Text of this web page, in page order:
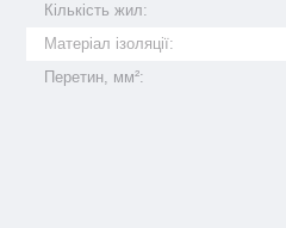
Кількість жил:
Матеріал ізоляції:
Перетин, мм²: